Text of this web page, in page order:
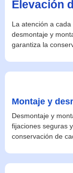
Elevación
La atención a
desmontaje y
garantiza la
Montaje y
Desmontaje y
fijaciones seguras
conservación de